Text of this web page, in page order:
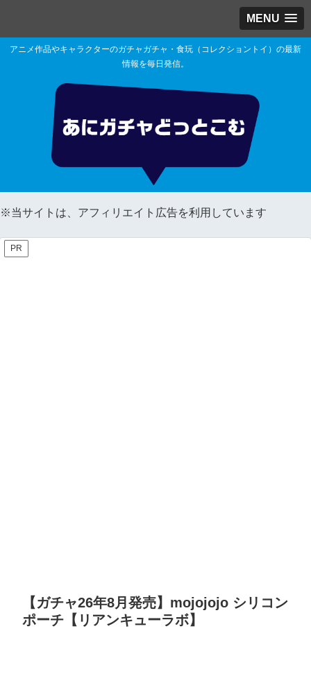
MENU
アニメ作品やキャラクターのガチャガチャ・食玩（コレクショントイ）の最新
情報を毎日発信。
※当サイトは、アフィリエイト広告を利用しています
PR
【ガチャ26年8月発売】mojojojo シリコン
ポーチ【リアンキューラボ】